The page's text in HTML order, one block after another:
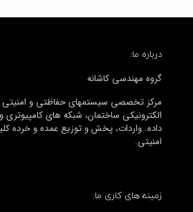
درباره ما:
گروه مهندسی کاشانه
مرکز تخصصی سیستمهای حفاظتی و امنیتی
الکترونیکی ساختمان، شبکه های کامپیوتری
داده. واردات، پخش و توزیع عمده و خرده
امنیتی.
زمینه های کاری ما: